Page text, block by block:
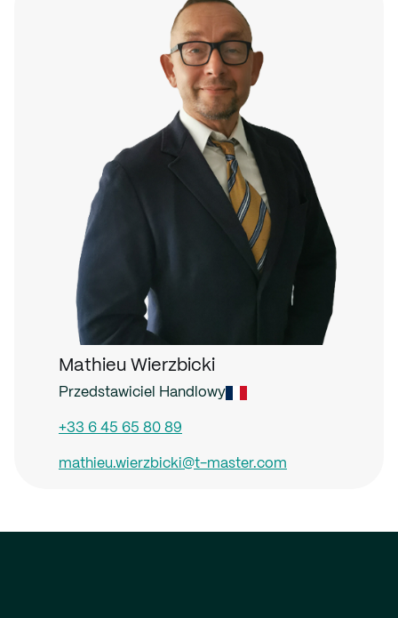
Mathieu Wierzbicki
Przedstawiciel Handlowy
+33 6 45 65 80 89
mathieu.wierzbicki@t-master.com